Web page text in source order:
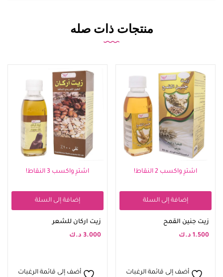
منتجات ذات صله
اشترِ واكسب 2 النقاط!
إضافة إلى السلة
زيت جنين القمح
1.500 د.ك
أضف إلى قائمة الرغبات
اشترِ واكسب 3 النقاط!
إضافة إلى السلة
زيت اركان للشعر
3.000 د.ك
أضف إلى قائمة الرغبات